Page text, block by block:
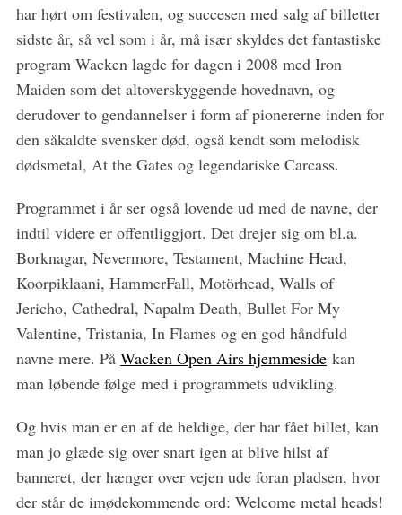
har hørt om festivalen, og succesen med salg af billetter
sidste år, så vel som i år, må især skyldes det fantastiske
program Wacken lagde for dagen i 2008 med Iron
Maiden som det altoverskyggende hovednavn, og
derudover to gendannelser i form af pionererne inden for
den såkaldte svensker død, også kendt som melodisk
dødsmetal, At the Gates og legendariske Carcass.
Programmet i år ser også lovende ud med de navne, der
indtil videre er offentliggjort. Det drejer sig om bl.a.
Borknagar, Nevermore, Testament, Machine Head,
Koorpiklaani, HammerFall, Motörhead, Walls of
Jericho, Cathedral, Napalm Death, Bullet For My
Valentine, Tristania, In Flames og en god håndfuld
navne mere. På Wacken Open Airs hjemmesidekan
man løbende følge med i programmets udvikling.
Og hvis man er en af de heldige, der har fået billet, kan
man jo glæde sig over snart igen at blive hilst af
banneret, der hænger over vejen ude foran pladsen, hvor
der står de imødekommende ord: Welcome metal heads!